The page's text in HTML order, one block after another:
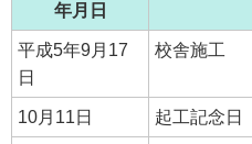
年月日
平成5年9月17
日
校舎施工
10月11日 起工記念日